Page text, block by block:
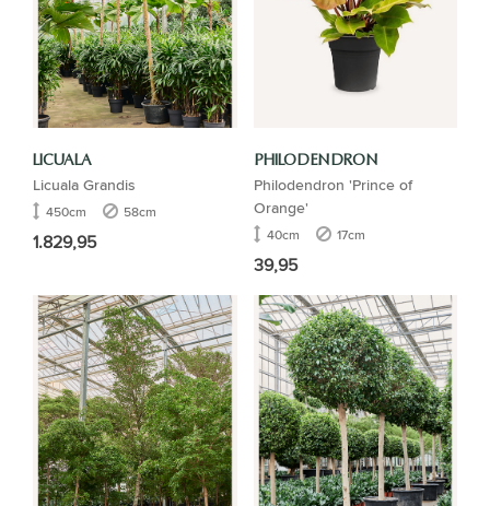
LICUALA
Licuala Grandis
450cm 58cm
1.829,95
PHILODENDRON
Philodendron 'Prince of
Orange'
40cm 17cm
39,95